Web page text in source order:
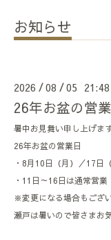
お知らせ
2026 /08 /05 21:48
26年お盆の営
暑中お見舞い申し上げます
26年お盆の営業日
・8月10日（月）／17日
・11日～16日は通常営業
※変更になる場合もござい
瀬戸は暑いので皆さまお